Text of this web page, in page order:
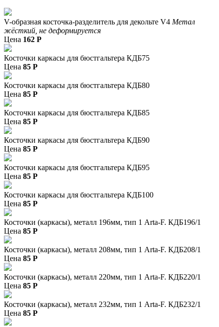
V-образная косточка-разделитель для декольте V4 Метал
жёсткий, не деформируется
Цена 162 P
Косточки каркасы для бюстгальтера КДБ75
Цена 85 P
Косточки каркасы для бюстгальтера КДБ80
Цена 85 P
Косточки каркасы для бюстгальтера КДБ85
Цена 85 P
Косточки каркасы для бюстгальтера КДБ90
Цена 85 P
Косточки каркасы для бюстгальтера КДБ95
Цена 85 P
Косточки каркасы для бюстгальтера КДБ100
Цена 85 P
Косточки (каркасы), металл 196мм, тип 1 Arta-F. КДБ196/1
Цена 85 P
Косточки (каркасы), металл 208мм, тип 1 Arta-F. КДБ208/1
Цена 85 P
Косточки (каркасы), металл 220мм, тип 1 Arta-F. КДБ220/1
Цена 85 P
Косточки (каркасы), металл 232мм, тип 1 Arta-F. КДБ232/1
Цена 85 P